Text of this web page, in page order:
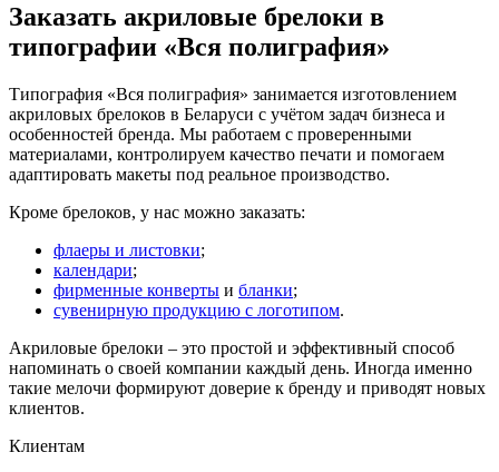
Заказать акриловые брелоки в
типографии «Вся полиграфия»
Типография «Вся полиграфия» занимается изготовлением
акриловых брелоков в Беларуси с учётом задач бизнеса и
особенностей бренда. Мы работаем с проверенными
материалами, контролируем качество печати и помогаем
адаптировать макеты под реальное производство.
Кроме брелоков, у нас можно заказать:
флаеры и листовки;
календари;
фирменные конверты и бланки;
сувенирную продукцию с логотипом.
Акриловые брелоки – это простой и эффективный способ
напоминать о своей компании каждый день. Иногда именно
такие мелочи формируют доверие к бренду и приводят новых
клиентов.
Клиентам